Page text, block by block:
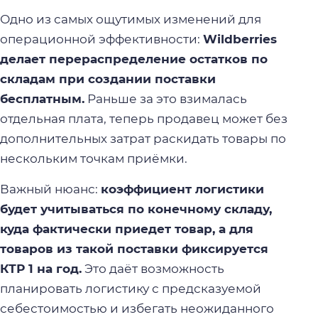
Одно из самых ощутимых изменений для
операционной эффективности: Wildberries
делает перераспределение остатков по
складам при создании поставки
бесплатным. Раньше за это взималась
отдельная плата, теперь продавец может без
дополнительных затрат раскидать товары по
нескольким точкам приёмки.
Важный нюанс: коэффициент логистики
будет учитываться по конечному складу,
куда фактически приедет товар, а для
товаров из такой поставки фиксируется
КТР 1 на год. Это даёт возможность
планировать логистику с предсказуемой
себестоимостью и избегать неожиданного